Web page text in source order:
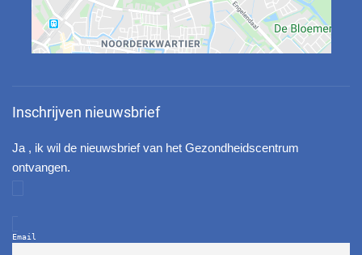
Inschrijven nieuwsbrief
Ja , ik wil de nieuwsbrief van het Gezondheidscentrum
ontvangen.
Email